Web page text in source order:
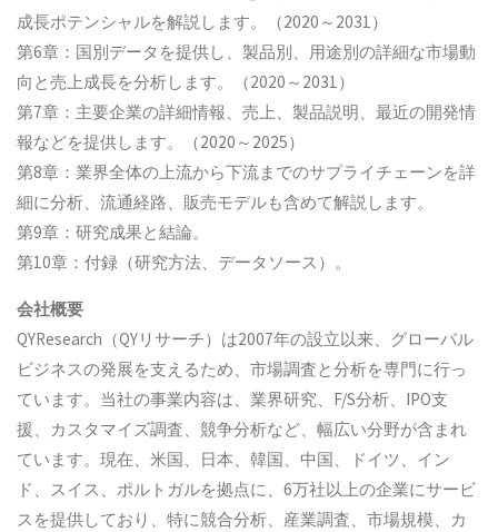
成長ポテンシャルを解説します。（2020～2031）
第6章：国別データを提供し、製品別、用途別の詳細な市場動
向と売上成長を分析します。（2020～2031）
第7章：主要企業の詳細情報、売上、製品説明、最近の開発情
報などを提供します。（2020～2025）
第8章：業界全体の上流から下流までのサプライチェーンを詳
細に分析、流通経路、販売モデルも含めて解説します。
第9章：研究成果と結論。
第10章：付録（研究方法、データソース）。
会社概要
QYResearch（QYリサーチ）は2007年の設立以来、グローバル
ビジネスの発展を支えるため、市場調査と分析を専門に行っ
ています。当社の事業内容は、業界研究、F/S分析、IPO支
援、カスタマイズ調査、競争分析など、幅広い分野が含まれ
ています。現在、米国、日本、韓国、中国、ドイツ、イン
ド、スイス、ポルトガルを拠点に、6万社以上の企業にサービ
スを提供しており、特に競合分析、産業調査、市場規模、カ